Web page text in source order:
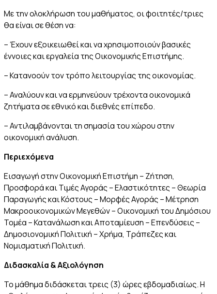
Με την ολοκλήρωση του μαθήματος, οι φοιτητές/τριες
θα είναι σε θέση να:
– Έχουν εξοικειωθεί και να χρησιμοποιούν βασικές
έννοιες και εργαλεία της Οικονομικής Επιστήμης.
– Κατανοούν τον τρόπο λειτουργίας της οικονομίας.
– Αναλύουν και να ερμηνεύουν τρέχοντα οικονομικά
ζητήματα σε εθνικό και διεθνές επίπεδο.
– Αντιλαμβάνονται τη σημασία του χώρου στην
οικονομική ανάλυση.
Περιεχόμενα
Εισαγωγή στην Οικονομική Επιστήμη – Ζήτηση,
Προσφορά και Τιμές Αγοράς – Ελαστικότητες – Θεωρία
Παραγωγής και Κόστους – Μορφές Αγοράς – Μέτρηση
Μακροοικονομικών Μεγεθών – Οικονομική του Δημόσιου
Τομέα – Κατανάλωση και Αποταμίευση – Επενδύσεις –
Δημοσιονομική Πολιτική – Χρήμα, Τράπεζες και
Νομισματική Πολιτική.
Διδασκαλία & Αξιολόγηση
Το μάθημα διδάσκεται τρεις (3) ώρες εβδομαδιαίως. Η